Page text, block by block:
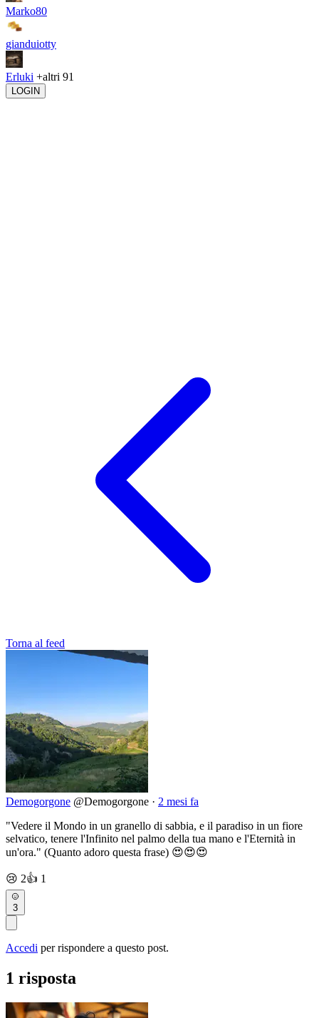
Marko80
gianduiotty
Erluki +altri 91
LOGIN
Torna al feed
Demogorgone @Demogorgone · 2 mesi fa
"Vedere il Mondo in un granello di sabbia, e il paradiso in un fiore
selvatico, tenere l'Infinito nel palmo della tua mano e l'Eternità in
un'ora." (Quanto adoro questa frase) 😍😍😍
😢 2👍 1
3
Accedi per rispondere a questo post.
1 risposta